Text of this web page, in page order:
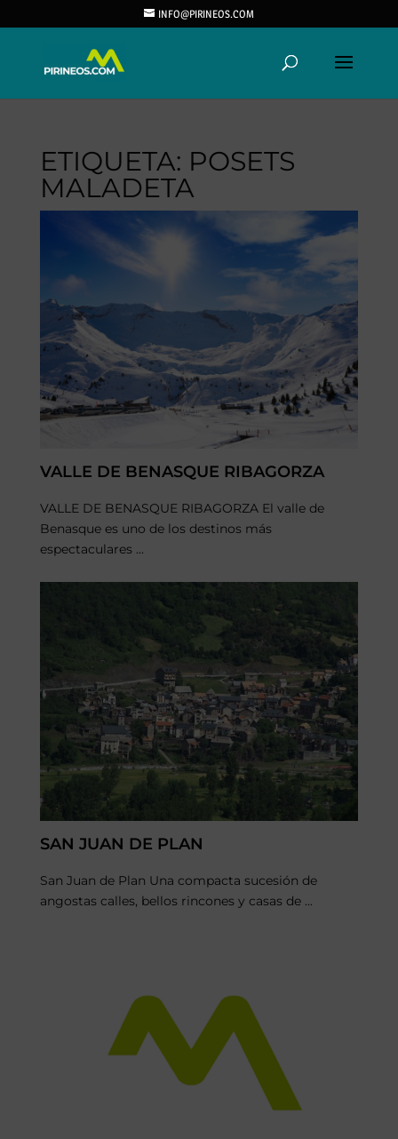
INFO@PIRINEOS.COM
ETIQUETA: POSETS
MALADETA
VALLE DE BENASQUE RIBAGORZA
VALLE DE BENASQUE RIBAGORZA El valle de
Benasque es uno de los destinos más
espectaculares ...
SAN JUAN DE PLAN
San Juan de Plan Una compacta sucesión de
angostas calles, bellos rincones y casas de ...